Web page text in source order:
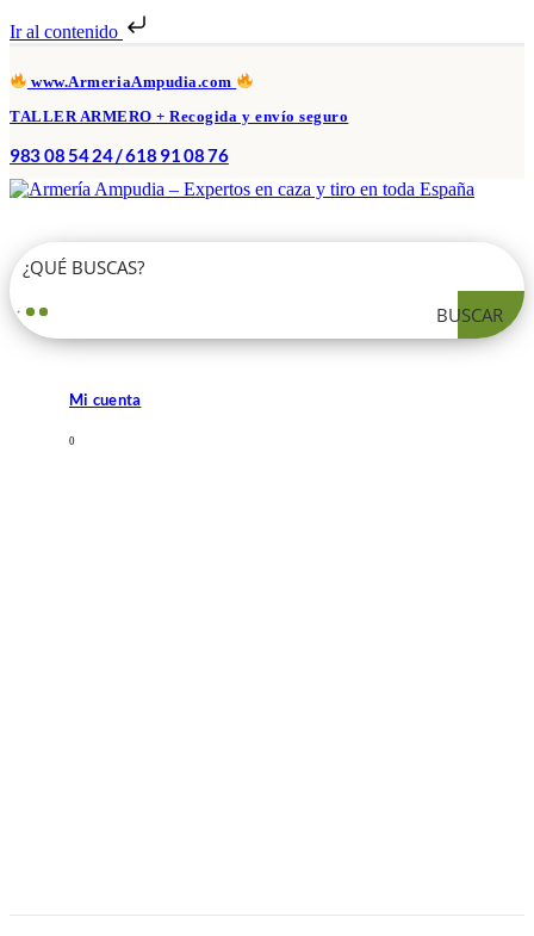
Ir al contenido
www.ArmeriaAmpudia.com
TALLER ARMERO + Recogida y envío seguro
983 08 54 24 / 618 91 08 76
BUSCAR
Mi cuenta
0